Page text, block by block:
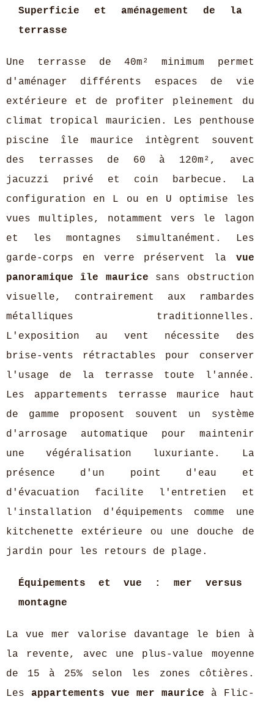
Superficie et aménagement de la
terrasse
Une terrasse de 40m² minimum permet
d'aménager différents espaces de vie
extérieure et de profiter pleinement du
climat tropical mauricien. Les penthouse
piscine île maurice intègrent souvent
des terrasses de 60 à 120m², avec
jacuzzi privé et coin barbecue. La
configuration en L ou en U optimise les
vues multiples, notamment vers le lagon
et les montagnes simultanément. Les
garde-corps en verre préservent la vue
panoramique île maurice sans obstruction
visuelle, contrairement aux rambardes
métalliques traditionnelles.
L'exposition au vent nécessite des
brise-vents rétractables pour conserver
l'usage de la terrasse toute l'année.
Les appartements terrasse maurice haut
de gamme proposent souvent un système
d'arrosage automatique pour maintenir
une végéralisation luxuriante. La
présence d'un point d'eau et
d'évacuation facilite l'entretien et
l'installation d'équipements comme une
kitchenette extérieure ou une douche de
jardin pour les retours de plage.
Équipements et vue : mer versus
montagne
La vue mer valorise davantage le bien à
la revente, avec une plus-value moyenne
de 15 à 25% selon les zones côtières.
Les appartements vue mer maurice à Flic-